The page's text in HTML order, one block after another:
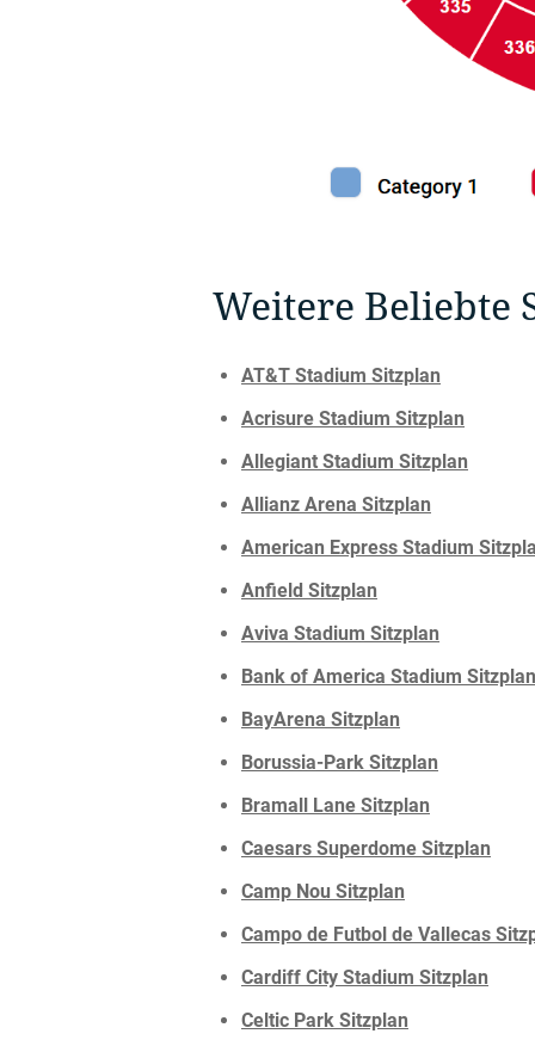
Weitere Beliebte
AT&T Stadium Sitzplan
Acrisure Stadium Sitzplan
Allegiant Stadium Sitzplan
Allianz Arena Sitzplan
American Express Stadium
Anfield Sitzplan
Aviva Stadium Sitzplan
Bank of America Stadium Sitzplan
BayArena Sitzplan
Borussia-Park Sitzplan
Bramall Lane Sitzplan
Caesars Superdome Sitzplan
Camp Nou Sitzplan
Campo de Futbol de Vallecas
Cardiff City Stadium Sitzplan
Celtic Park Sitzplan